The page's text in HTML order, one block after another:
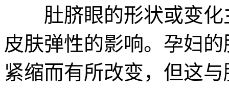
肚脐眼的形状或变化
皮肤弹性的影响。孕妇
紧缩而有所改变，但这